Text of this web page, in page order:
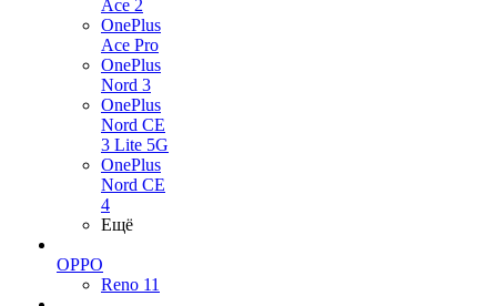
Ace 2
OnePlus
Ace Pro
OnePlus
Nord 3
OnePlus
Nord CE
3 Lite 5G
OnePlus
Nord CE
4
Ещё
OPPO
Reno 11